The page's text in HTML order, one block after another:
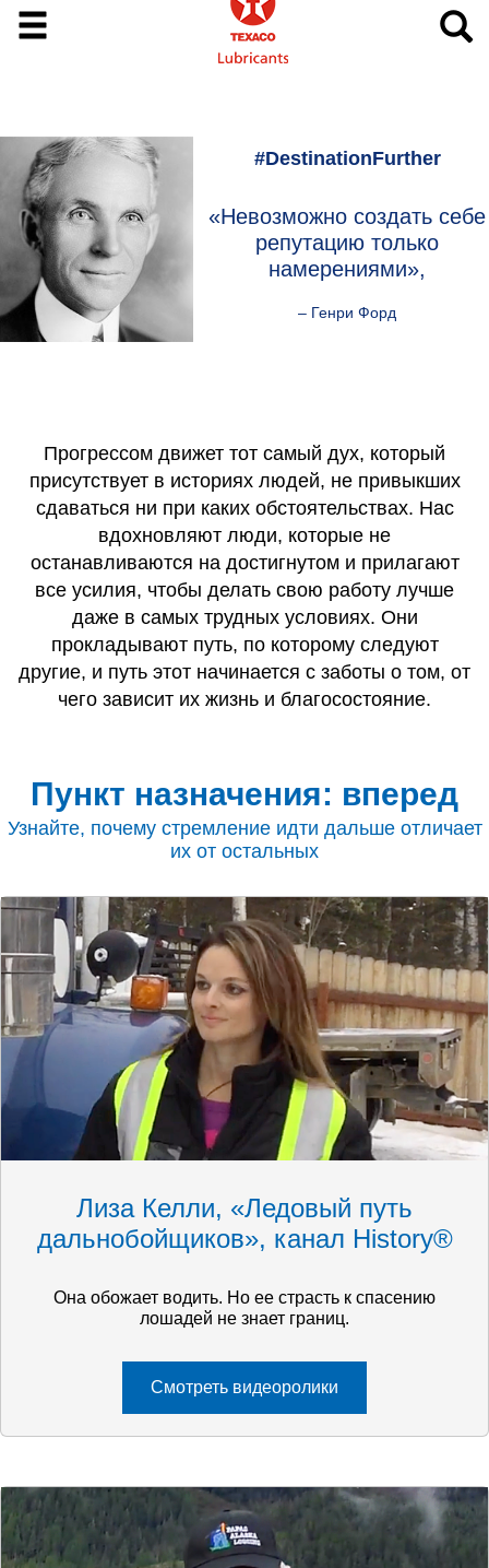
#DestinationFurther
«Невозможно создать себе
репутацию только
намерениями»,
– Генри Форд
Прогрессом движет тот самый дух, который
присутствует в историях людей, не привыкших
сдаваться ни при каких обстоятельствах. Нас
вдохновляют люди, которые не
останавливаются на достигнутом и прилагают
все усилия, чтобы делать свою работу лучше
даже в самых трудных условиях. Они
прокладывают путь, по которому следуют
другие, и путь этот начинается с заботы о том, от
чего зависит их жизнь и благосостояние.
Пункт назначения: вперед
Узнайте, почему стремление идти дальше отличает
их от остальных
Лиза Келли, «Ледовый путь
дальнобойщиков», канал History®
Она обожает водить. Но ее страсть к спасению
лошадей не знает границ.
Смотреть видеоролики